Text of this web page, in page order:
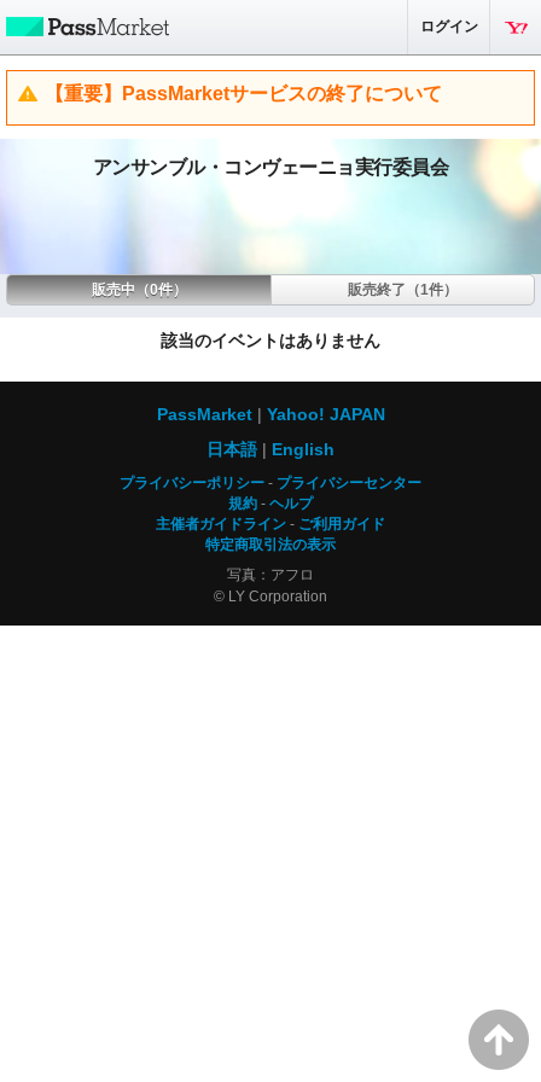
ログイン
【重要】PassMarketサービスの終了について
アンサンブル・コンヴェーニョ実行委員会
販売中（0件） 販売終了（1件）
該当のイベントはありません
PassMarket
Yahoo! JAPAN
日本語
English
プライバシーポリシー
プライバシーセンター
規約
ヘルプ
主催者ガイドライン
ご利用ガイド
特定商取引法の表示
写真：アフロ
© LY Corporation